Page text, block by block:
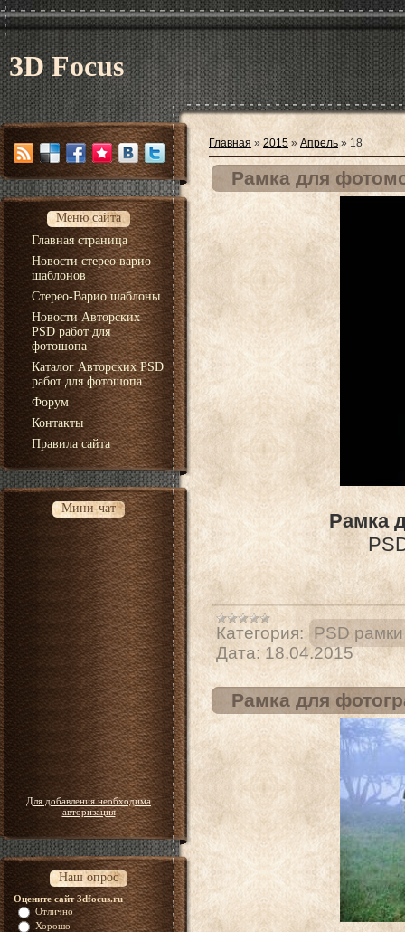
3D Focus
Меню сайта
Главная страница
Новости стерео варио
шаблонов
Стерео-Варио шаблоны
Новости Авторских
PSD работ для
фотошопа
Каталог Авторских PSD
работ для фотошопа
Форум
Контакты
Правила сайта
Мини-чат
Для добавления необходима
авторизация
Наш опрос
Оцените сайт 3dfocus.ru
Отлично
Хорошо
Главная » 2015 » Апрель » 18
Рамка для
Рамка
Категория:
PSD
Дата: 18.04.2015
Рамка для